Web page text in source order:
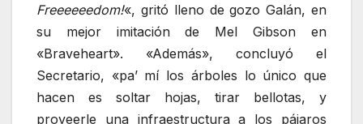
Freeeeeedom!«, gritó lleno de gozo Galán, en
su mejor imitación de Mel Gibson en
«Braveheart». «Además», concluyó el
Secretario, «pa’ mí los árboles lo único que
hacen es soltar hojas, tirar bellotas, y
proveerle una infraestructura a los pájaros